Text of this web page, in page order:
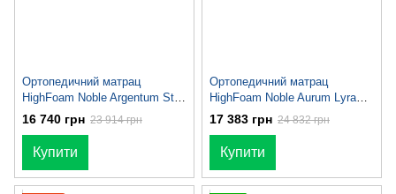
Ортопедичний матрац
HighFoam Noble Argentum Star
170x190
16 740 грн 23 914 грн
Купити
Ортопедичний матрац
HighFoam Noble Aurum Lyra
170x190
17 383 грн 24 832 грн
Купити